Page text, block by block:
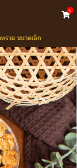
0
ร่าย ขนาดเล็ก